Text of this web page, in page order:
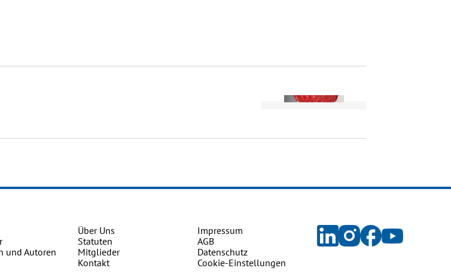
und Autoren
Über Uns
Statuten
Mitglieder
Kontakt
Impressum
AGB
Datenschutz
Cookie-Einstellungen